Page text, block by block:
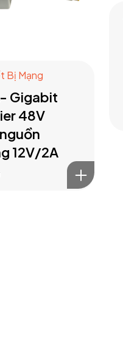
Bị Mạng
Gigabit
48V
12V/2A